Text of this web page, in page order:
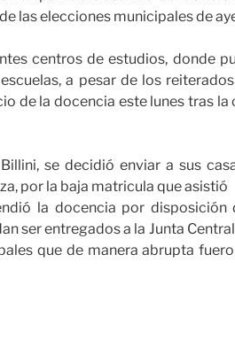
las elecciones municipales de
centros de estudios, donde
a pesar de los
de la docencia este lunes tras la
se decidió enviar a sus
por la baja matricula que asistió
la docencia por disposición
ser entregados a la Junta
que de manera abrupta